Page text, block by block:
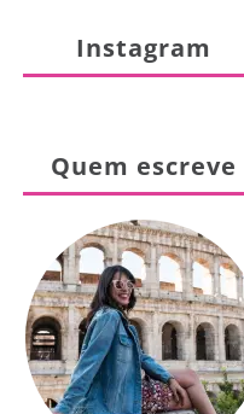
Instagram
Quem escreve